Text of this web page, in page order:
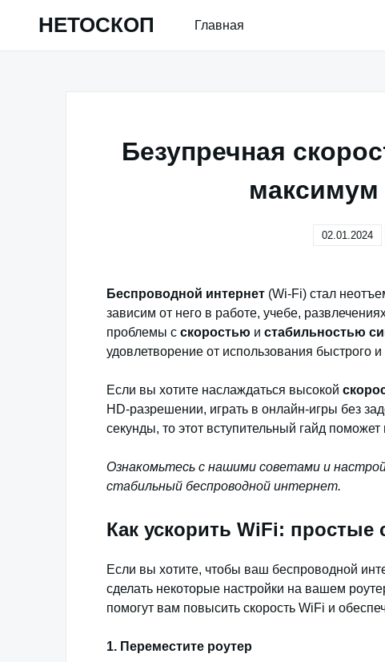
НЕТОСКОП Главная
Безупречная
максимум
02.01.2024
Беспроводной интернет (Wi-Fi) стал
зависим от него в работе, учебе,
проблемы с скоростью и стабильностью
удовлетворение от использования быстрого
Если вы хотите наслаждаться высокой
HD-разрешении, играть в онлайн-игры без
секунды, то этот вступительный гайд
Ознакомьтесь с нашими советами и
стабильный беспроводной интернет.
Как ускорить WiFi: простые
Если вы хотите, чтобы ваш беспроводной
сделать некоторые настройки на вашем
помогут вам повысить скорость WiFi и
1. Переместите роутер